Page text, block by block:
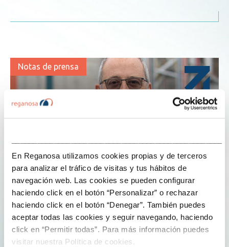
En Reganosa utilizamos cookies propias y de terceros
para analizar el tráfico de visitas y tus hábitos de
navegación web. Las cookies se pueden configurar
haciendo click en el botón “Personalizar” o rechazar
haciendo click en el botón “Denegar”. También puedes
aceptar todas las cookies y seguir navegando, haciendo
click en “Permitir todas”. Para más información puedes
visitar nuestra Política de cookies.
Notas de prensa
19 de septiembre de 2019 jorgeperezreganosa
REGANOSA ENTRA EN EL CONSEJO DE